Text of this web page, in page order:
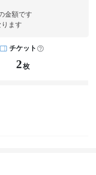
金額です
ます
チケット
2 枚